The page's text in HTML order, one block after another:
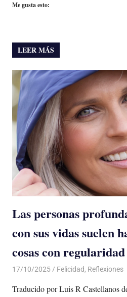
Me gusta esto:
LEER MÁS
Las personas
con sus vidas suelen
cosas con regularidad
17/10/2025 De todo un Poco
Felicidad, Reflexiones
Traducido por Luis R Castellanos